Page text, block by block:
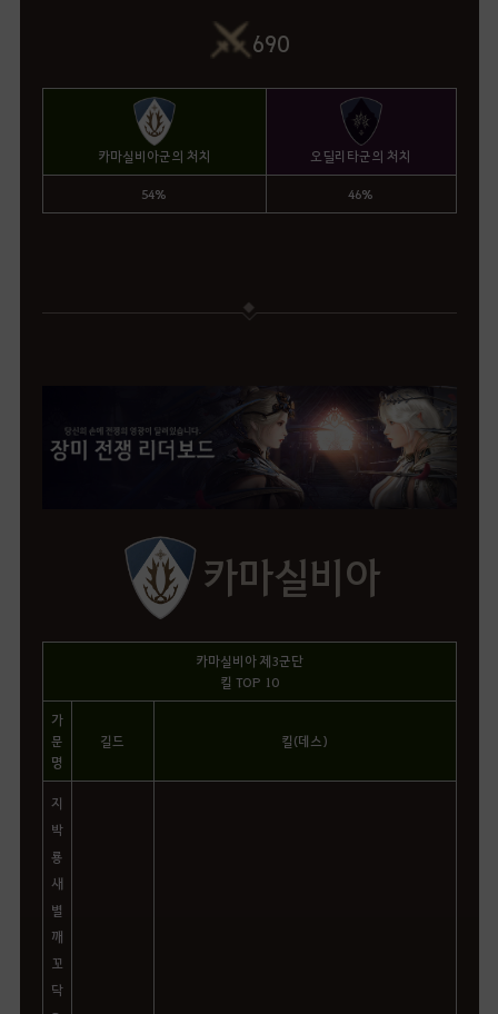
690
카마실비아군의 처치 오딜리타군의 처치
54% 46%
카마실비아
카마실비아 제3군단
킬 TOP 10
가
문
명
길드 킬(데스)
지
박
룡
새
별
깨
꼬
닥